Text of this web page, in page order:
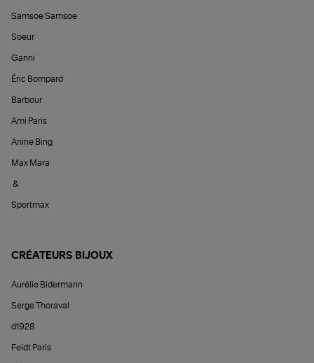
Samsoe Samsoe
Soeur
Ganni
Éric Bompard
Barbour
Ami Paris
Anine Bing
Max Mara
&
Sportmax
CRÉATEURS BIJOUX
Aurélie Bidermann
Serge Thoraval
d1928
Feidt Paris